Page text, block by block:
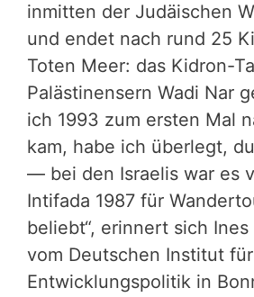
inmitten der Judäischen
und endet nach rund 25
Toten Meer: das Kidron-
Palästinensern Wadi Nar
ich 1993 zum ersten Mal
kam, habe ich überlegt,
— bei den Israelis war es
Intifada 1987 für
beliebt“, erinnert sich
vom Deutschen Institut für
Entwicklungspolitik in